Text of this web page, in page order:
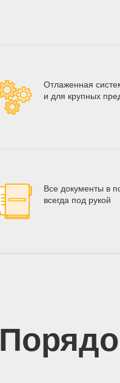
Отлаженная
и для крупных
Все документы в
всегда под рукой